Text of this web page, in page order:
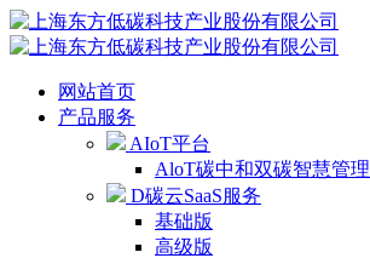
网站首页
产品服务
AIoT平台
AloT碳中和双碳智慧管理
D碳云SaaS服务
基础版
高级版